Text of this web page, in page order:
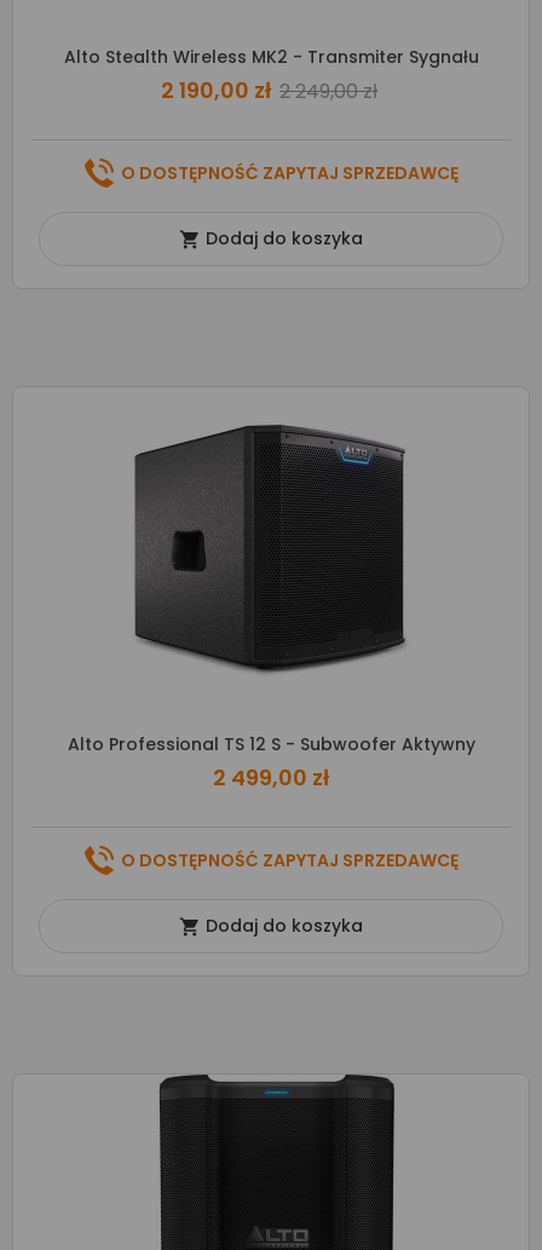
Alto Stealth Wireless MK2 - Transmiter Sygnału
2 190,00 zł 2 249,00 zł
O DOSTĘPNOŚĆ ZAPYTAJ SPRZEDAWCĘ
 Dodaj do koszyka
Alto Professional TS 12 S - Subwoofer Aktywny
2 499,00 zł
O DOSTĘPNOŚĆ ZAPYTAJ SPRZEDAWCĘ
 Dodaj do koszyka